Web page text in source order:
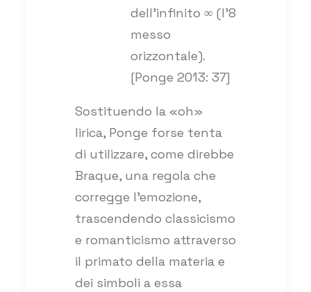
dell’infinito ∞ (l’8
messo
orizzontale).
[Ponge 2013: 37]
Sostituendo la «oh»
lirica, Ponge forse tenta
di utilizzare, come direbbe
Braque, una regola che
corregge l’emozione,
trascendendo classicismo
e romanticismo attraverso
il primato della materia e
dei simboli a essa